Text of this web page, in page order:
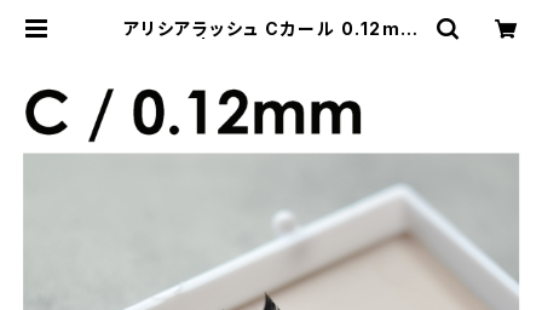
アリシアラッシュ Cカール 0.12mm